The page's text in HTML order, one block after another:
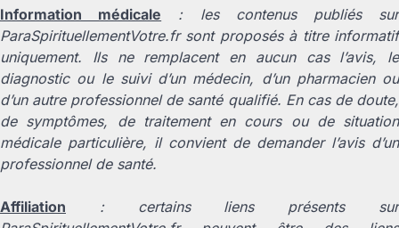
Information médicale : les contenus publiés sur
ParaSpirituellementVotre.fr sont proposés à titre informatif
uniquement. Ils ne remplacent en aucun cas l’avis, le
diagnostic ou le suivi d’un médecin, d’un pharmacien ou
d’un autre professionnel de santé qualifié. En cas de doute,
de symptômes, de traitement en cours ou de situation
médicale particulière, il convient de demander l’avis d’un
professionnel de santé.
Affiliation : certains liens présents sur